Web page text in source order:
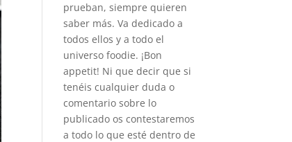
prueban, siempre quieren
saber más. Va dedicado a
todos ellos y a todo el
universo foodie. ¡Bon
appetit! Ni que decir que si
tenéis cualquier duda o
comentario sobre lo
publicado os contestaremos
a todo lo que esté dentro de